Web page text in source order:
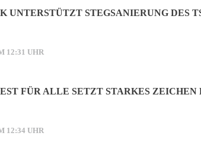
UNTERSTÜTZT STEGSANIERUNG DES
12:31 UHR
FÜR ALLE SETZT STARKES
12:34 UHR
Spiegel-Team!